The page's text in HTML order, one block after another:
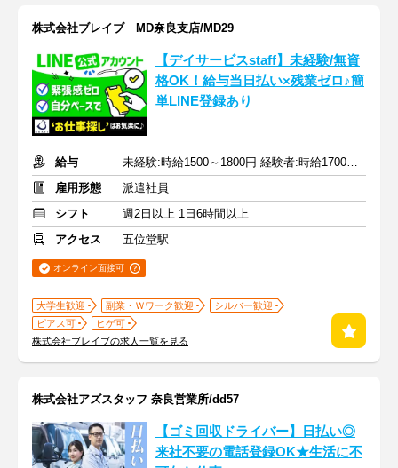
株式会社ブレイブ MD奈良支店/MD29
【デイサービスstaff】未経験/無資
格OK！給与当日払い×残業ゼロ♪簡
単LINE登録あり
給与
未経験:時給1500～1800円 経験者:時給1700～2000円+交通費全額
雇用形態
派遣社員
シフト
週2日以上 1日6時間以上
アクセス
五位堂駅
オンライン面接可
大学生歓迎 副業・Ｗワーク歓迎
シルバー歓迎
ピアス可
ヒゲ可
株式会社ブレイブの求人一覧を見る
株式会社アズスタッフ 奈良営業所/dd57
【ゴミ回収ドライバー】日払い◎
来社不要の電話登録OK★生活に不